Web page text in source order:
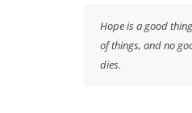
活着
Hope is a good
of things, and no
dies.